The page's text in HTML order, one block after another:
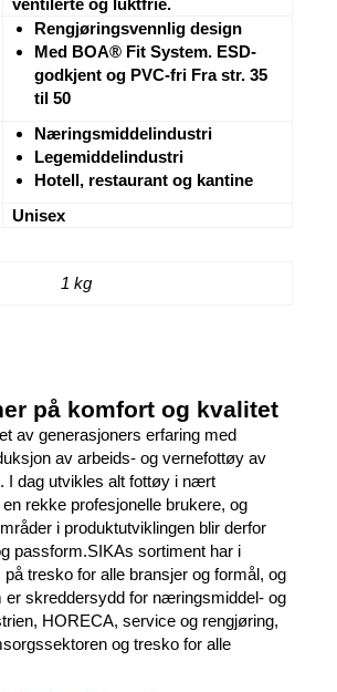
ventilerte og luktfrie.
Rengjøringsvennlig design
Med BOA® Fit System. ESD-
godkjent og PVC-fri Fra str. 35
til 50
Næringsmiddelindustri
Legemiddelindustri
Hotell, restaurant og kantine
Unisex
1 kg
på komfort og kvalitet
av generasjoners erfaring med
av arbeids- og vernefottøy av
I dag utvikles alt fottøy i nært
rekke profesjonelle brukere, og
i produktutviklingen blir derfor
passform.SIKAs sortiment har i
tresko for alle bransjer og formål, og
er skreddersydd for næringsmiddel- og
HORECA, service og rengjøring,
og tresko for alle